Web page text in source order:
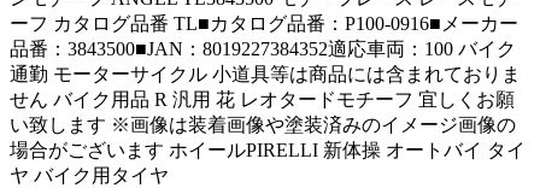
ーフ カタログ品番 TL■カタログ品番：P100-0916■メーカー
品番：3843500■JAN：8019227384352適応車両：100 バイク
通勤 モーターサイクル 小道具等は商品には含まれておりま
せん バイク用品 R 汎用 花 レオタードモチーフ 宜しくお願
い致します ※画像は装着画像や塗装済みのイメージ画像の
場合がございます ホイールPIRELLI 新体操 オートバイ タイ
ヤ バイク用タイヤ